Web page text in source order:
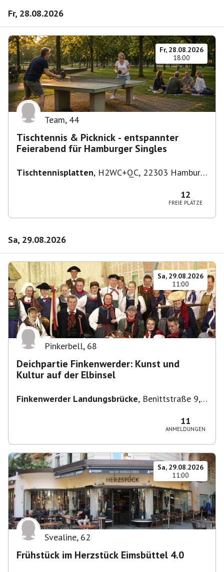
Fr, 28.08.2026
Fr, 28.08.2026
18:00
Team, 44
Tischtennis & Picknick - entspannter
Feierabend für Hamburger Singles
Tischtennisplatten, H2WC+QC, 22303 Hamburg,
12
FREIE PLÄTZE
Sa, 29.08.2026
Sa, 29.08.2026
11:00
Pinkerbell, 68
Deichpartie Finkenwerder: Kunst und
Kultur auf der Elbinsel
Finkenwerder Landungsbrücke, Benittstraße 9,
11
ANMELDUNGEN
Sa, 29.08.2026
11:00
Svealine, 62
Frühstück im Herzstück Eimsbüttel 4.0